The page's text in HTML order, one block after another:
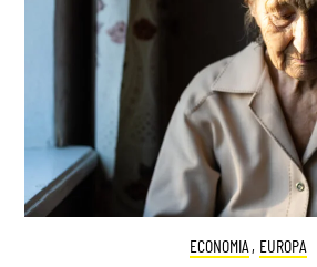
ECONOMIA , EUROPA